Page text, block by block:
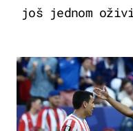
još jednom
SVJETSKO